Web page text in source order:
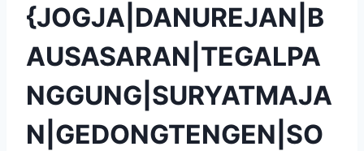
{JOGJA|DANUREJAN|B
AUSASARAN|TEGALPA
NGGUNG|SURYATMAJA
N|GEDONGTENGEN|SO